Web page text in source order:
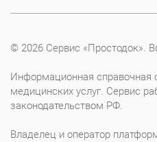
© 2026 Сервис «Простодок».
Информационная справочная
медицинских услуг. Сервис
законодательством РФ.
Владелец и оператор